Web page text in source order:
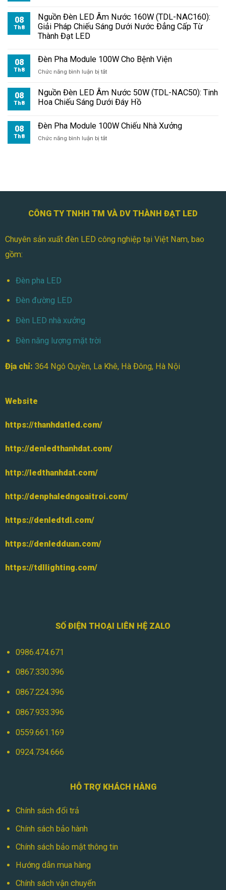
Pha
Module
100W
Hàng
08
Th8
Nguồn Đèn LED Âm Nước 160W (TDL-NAC160):
Giải Pháp Chiếu Sáng Dưới Nước Đẳng Cấp Từ
Thành Đạt LED
08
Th8
Đèn Pha Module 100W Cho Bệnh Viện
Chức năng bình luận bị tắtở
Pha
Module
100W
Bệnh
08
Th8
Nguồn Đèn LED Âm Nước 50W (TDL-NAC50): Tinh
Hoa Chiếu Sáng Dưới Đáy Hồ
08
Th8
Đèn Pha Module 100W Chiếu Nhà Xưởng
Chức năng bình luận bị tắtở
Nhà
CÔNG TY TNHH TM VÀ DV THÀNH ĐẠT LED
Chuyên sản xuất đèn LED công nghiệp tại Việt Nam, bao
gồm:
Đèn pha LED
Đèn đường LED
Đèn LED nhà xưởng
Đèn năng lượng mặt trời
Địa chỉ: 364 Ngô Quyền, La Khê, Hà Đông, Hà Nội
Website
https://thanhdatled.com/
http://denledthanhdat.com/
http://ledthanhdat.com/
http://denphaledngoaitroi.com/
https://denledtdl.com/
https://denledduan.com/
https://tdllighting.com/
SỐ ĐIỆN THOẠI LIÊN HỆ ZALO
0986.474.671
0867.330.396
0867.224.396
0867.933.396
0559.661.169
0924.734.666
HỖ TRỢ KHÁCH HÀNG
Chính sách đổi trả
Chính sách bảo hành
Chính sách bảo mật thông tin
Hướng dẫn mua hàng
Chính sách vận chuyển